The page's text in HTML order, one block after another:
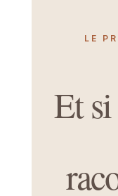
LE
Et